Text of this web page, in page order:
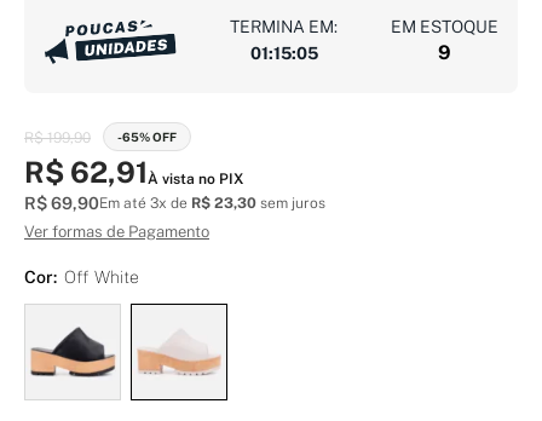
TERMINA EM:
01:15:04
EM ESTOQUE
9
R$ 199,90 -65% OFF
R$ 62,91À vista no PIX
R$ 69,90Em até 3x de R$ 23,30 sem juros
Ver formas de Pagamento
Cor: Off White